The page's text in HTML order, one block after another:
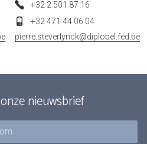
+32 2 501 87 16
+32 471 44 06 04
pierre.steverlynck@diplobel.fed.be
nieuwsbrief